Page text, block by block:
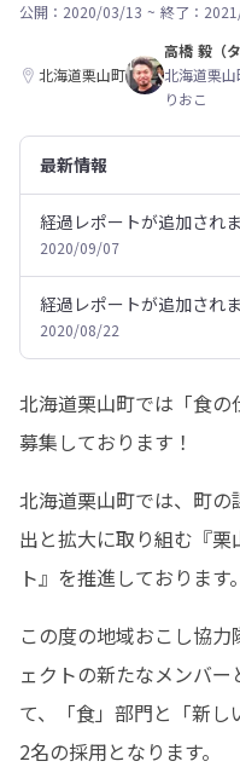
公開：2020/03/13 ~ 終了：
北海道栗山町
高橋 毅（
北海道栗
りおこ
最新情報
経過レポートが追加され
2020/09/07
経過レポートが追加され
2020/08/22
北海道栗山町では「食
募集しております！
北海道栗山町では、町
出と拡大に取り組む『
ト』を推進しております。
この度の地域おこし協
ェクトの新たなメンバ
て、「食」部門と「新
2名の採用となります。